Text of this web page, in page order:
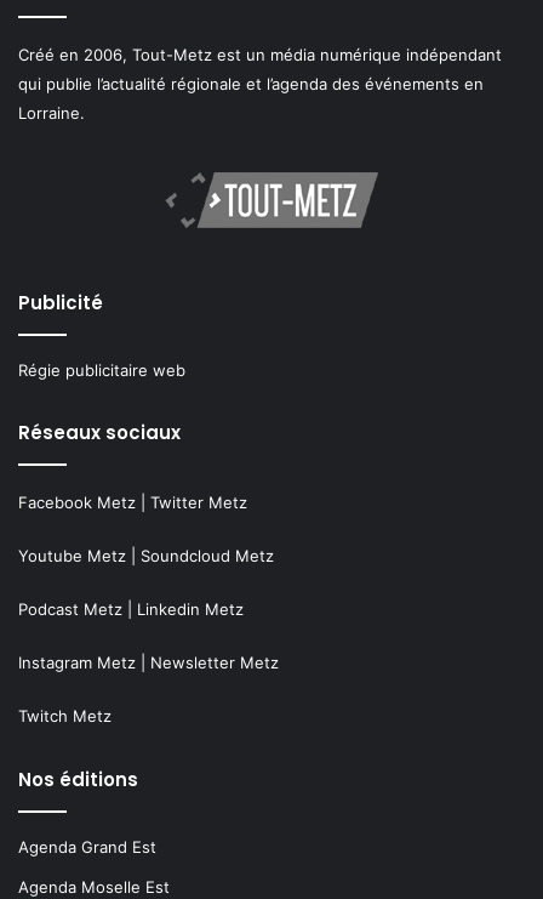
Créé en 2006, Tout-Metz est un média numérique indépendant
qui publie l’actualité régionale et l’agenda des événements en
Lorraine.
Publicité
Régie publicitaire web
Réseaux sociaux
Facebook Metz Twitter Metz
Youtube Metz Soundcloud Metz
Podcast Metz Linkedin Metz
Instagram Metz Newsletter Metz
Twitch Metz
Nos éditions
Agenda Grand Est
Agenda Moselle Est